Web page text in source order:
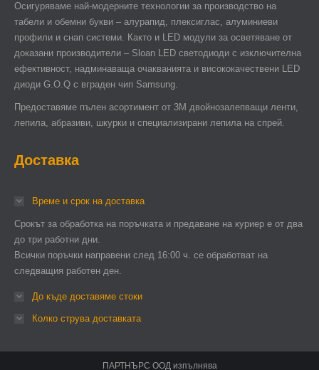
Осигуряваме най-модерните технологии за производство на
табели и обемни букви – алурапид, плексиглас, алуминиеви
профили и снап системи. Както и LED модули за осветяване от
доказани производители – Sloan LED светодиоди с изключителна
ефективност, надминаваща очакванията и висококачествени LED
диоди G.O.Q с вграден чип Samsung.
Предоставяме пълен асортимент от 3М двойнозалепващи ленти,
лепила, абразиви, шкурки и специализирани лепила на спрей.
Доставка
Време и срок на доставка
Срокът за обработка на поръчката и предаване на куриер е от два
до три работни дни.
Всички поръчки направени след 16:00 ч. се обработват на
следващия работен ден.
До къде доставяме стоки
Колко струва доставката
ПАРТНЪРС ООД изпълнява